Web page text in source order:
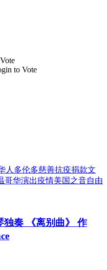
to Vote
人 多伦多慈善抗疫捐款文
哥华演出疫情美国之音自由
独奏 《离别曲》 作